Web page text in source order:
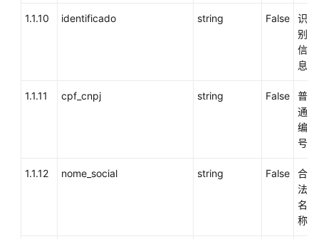
证
口
建
1.1.10 identificado string False
识
别
信
息
1.1.11 cpf_cnpj string False
普
通
编
号
1.1.12 nome_social string False
合
法
名
称